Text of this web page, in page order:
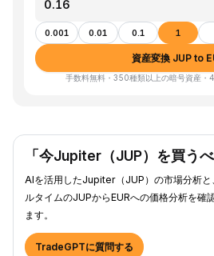
0.001 0.01 0.1 1
資産変換 JUP to
手数料無料・350種類以上の暗号資産・
「今Jupiter（JUP）を買う
AIを活用したJupiter（JUP）の市場分析と
ルタイムのJUPからEURへの価格分析を確
ます。
TradeGPTに質問する